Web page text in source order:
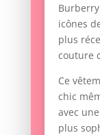
icônes
plus
couture
Ce
chic
avec
plus